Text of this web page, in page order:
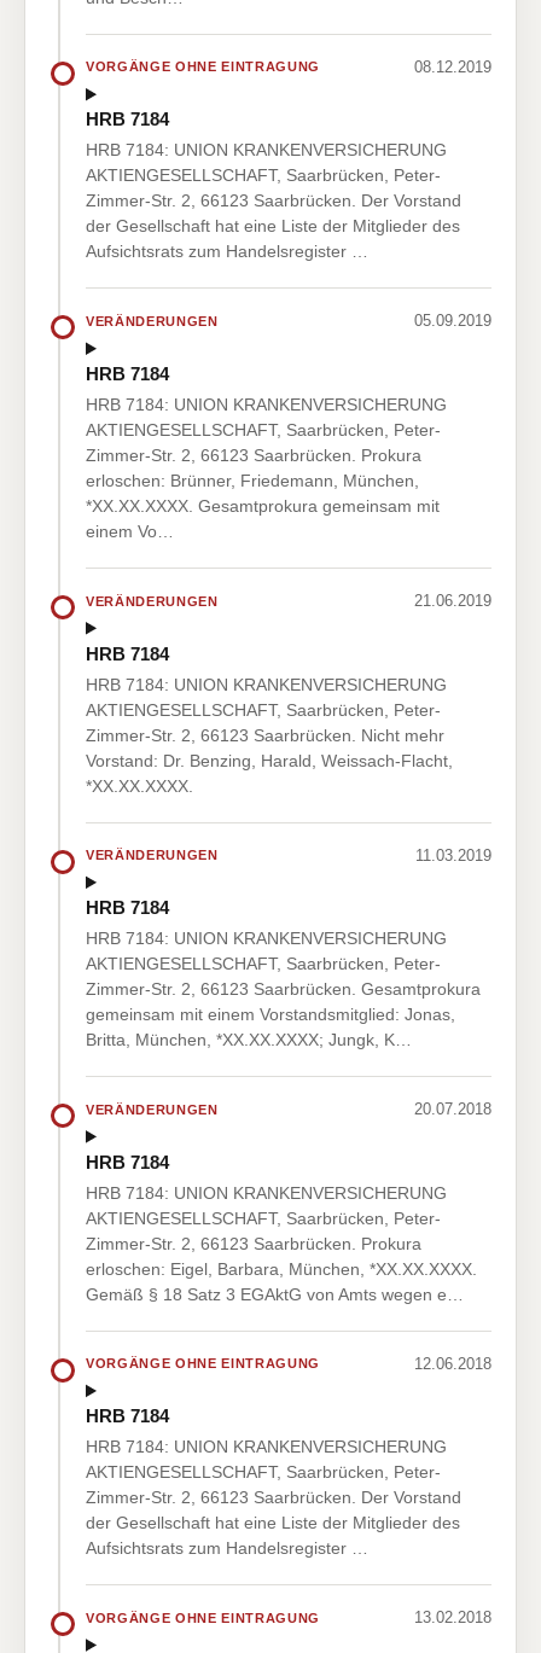
VORGÄNGE OHNE EINTRAGUNG 08.12.2019
HRB 7184
HRB 7184: UNION KRANKENVERSICHERUNG
AKTIENGESELLSCHAFT, Saarbrücken, Peter-
Zimmer-Str. 2, 66123 Saarbrücken. Der Vorstand
der Gesellschaft hat eine Liste der Mitglieder des
Aufsichtsrats zum Handelsregister …
VERÄNDERUNGEN 05.09.2019
HRB 7184
HRB 7184: UNION KRANKENVERSICHERUNG
AKTIENGESELLSCHAFT, Saarbrücken, Peter-
Zimmer-Str. 2, 66123 Saarbrücken. Prokura
erloschen: Brünner, Friedemann, München,
*XX.XX.XXXX. Gesamtprokura gemeinsam mit
einem Vo…
VERÄNDERUNGEN 21.06.2019
HRB 7184
HRB 7184: UNION KRANKENVERSICHERUNG
AKTIENGESELLSCHAFT, Saarbrücken, Peter-
Zimmer-Str. 2, 66123 Saarbrücken. Nicht mehr
Vorstand: Dr. Benzing, Harald, Weissach-Flacht,
*XX.XX.XXXX.
VERÄNDERUNGEN 11.03.2019
HRB 7184
HRB 7184: UNION KRANKENVERSICHERUNG
AKTIENGESELLSCHAFT, Saarbrücken, Peter-
Zimmer-Str. 2, 66123 Saarbrücken. Gesamtprokura
gemeinsam mit einem Vorstandsmitglied: Jonas,
Britta, München, *XX.XX.XXXX; Jungk, K…
VERÄNDERUNGEN 20.07.2018
HRB 7184
HRB 7184: UNION KRANKENVERSICHERUNG
AKTIENGESELLSCHAFT, Saarbrücken, Peter-
Zimmer-Str. 2, 66123 Saarbrücken. Prokura
erloschen: Eigel, Barbara, München, *XX.XX.XXXX.
Gemäß § 18 Satz 3 EGAktG von Amts wegen e…
VORGÄNGE OHNE EINTRAGUNG 12.06.2018
HRB 7184
HRB 7184: UNION KRANKENVERSICHERUNG
AKTIENGESELLSCHAFT, Saarbrücken, Peter-
Zimmer-Str. 2, 66123 Saarbrücken. Der Vorstand
der Gesellschaft hat eine Liste der Mitglieder des
Aufsichtsrats zum Handelsregister …
VORGÄNGE OHNE EINTRAGUNG 13.02.2018